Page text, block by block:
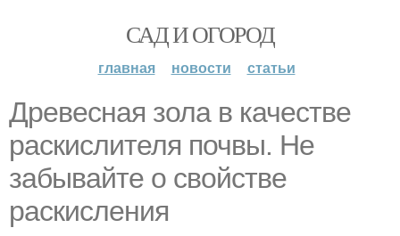
САД И ОГОРОД
главная новости статьи
Древесная зола в качестве
раскислителя почвы. Не
забывайте о свойстве
раскисления